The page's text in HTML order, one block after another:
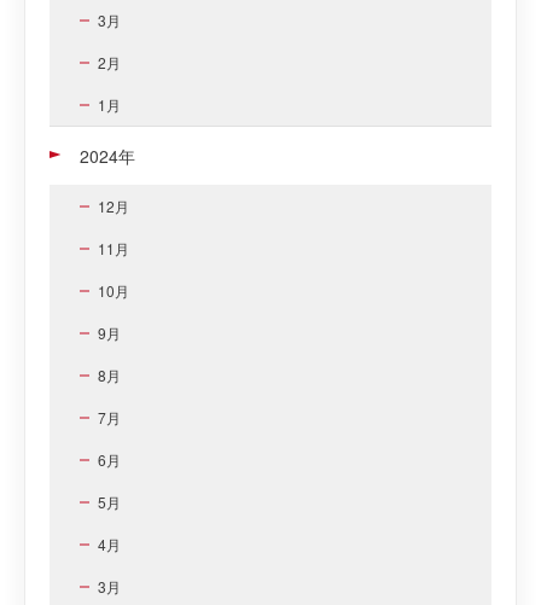
3月
2月
1月
2024年
12月
11月
10月
9月
8月
7月
6月
5月
4月
3月